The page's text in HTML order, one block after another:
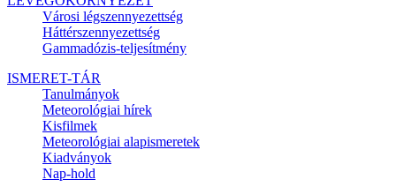
Városi légszennyezettség
Háttérszennyezettség
Gammadózis-teljesítmény
ISMERET-TÁR
Tanulmányok
Meteorológiai hírek
Kisfilmek
Meteorológiai alapismeretek
Kiadványok
Nap-hold